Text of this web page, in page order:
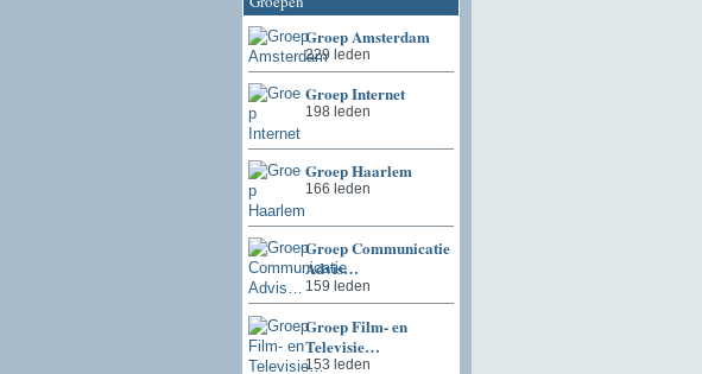
Groep Amsterdam
229 leden
Groep Internet
198 leden
Groep Haarlem
166 leden
Groep Communicatie
Advis…
159 leden
Groep Film- en
Televisie…
153 leden